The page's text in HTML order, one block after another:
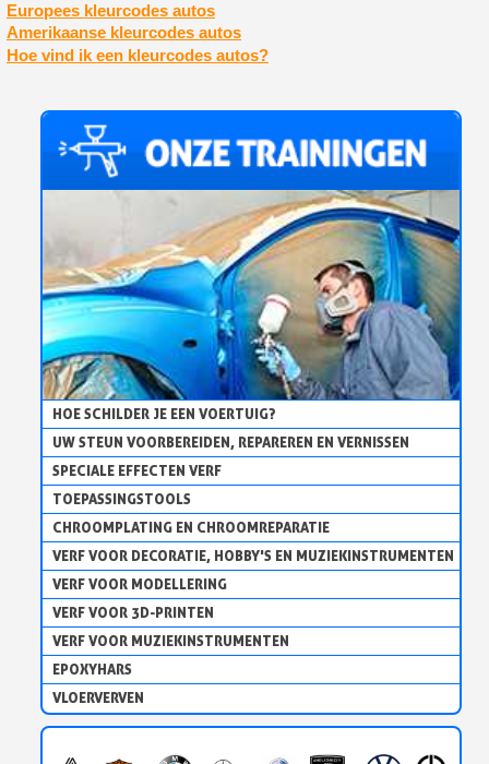
HOE SCHILDER JE EEN VOERTUIG?
UW STEUN VOORBEREIDEN, REPAREREN EN VERNISSEN
SPECIALE EFFECTEN VERF
TOEPASSINGSTOOLS
CHROOMPLATING EN CHROOMREPARATIE
VERF VOOR DECORATIE, HOBBY'S EN MUZIEKINSTRUMENTEN
VERF VOOR MODELLERING
VERF VOOR 3D-PRINTEN
VERF VOOR MUZIEKINSTRUMENTEN
EPOXYHARS
VLOERVERVEN
Europees kleurcodes autos
Amerikaanse kleurcodes autos
Hoe vind ik een kleurcodes autos?